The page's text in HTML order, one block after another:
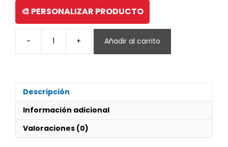
🎨 PERSONALIZAR PRODUCTO
-
DOBOK
POOMSAE
(Sin
existencias)
+ Añadir al carrito
Descripción
Información adicional
Valoraciones (0)